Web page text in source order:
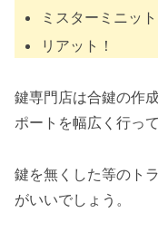
ミスターミニット
リアット！
鍵専門店は合鍵の作
ポートを幅広く行って
鍵を無くした等のト
がいいでしょう。